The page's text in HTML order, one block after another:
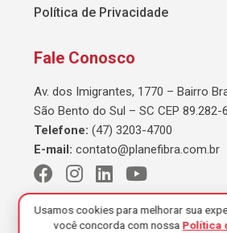
Política de Privacidade
Fale Conosco
Av. dos Imigrantes, 1770 – Bairro
São Bento do Sul – SC CEP 89.282-
Telefone: (47) 3203-4700
E-mail: contato@planefibra.com.br
Usamos cookies para melhorar sua
você concorda com nossa Política